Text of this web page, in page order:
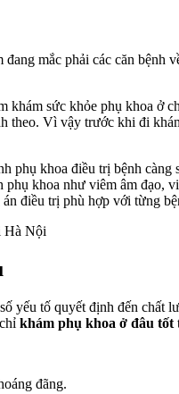
mắc phải các căn bệnh
khám sức khỏe phụ khoa ở
theo. Vì vậy trước khi đi
khoa điều trị bệnh càng
phụ khoa như viêm âm
điều trị phù hợp với từng
yếu tố quyết định đến chất
khám phụ khoa ở đâu tốt
đãng.